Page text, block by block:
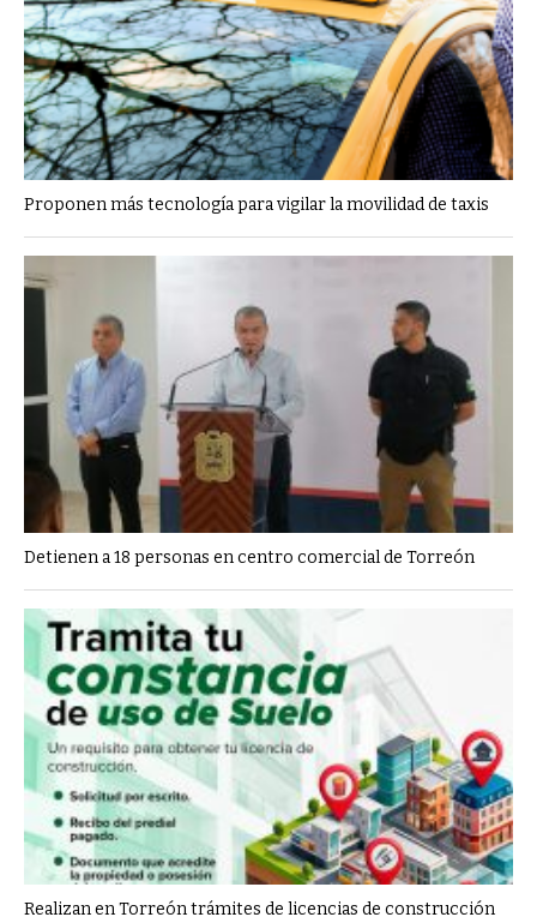
Proponen más tecnología para vigilar la movilidad de taxis
Detienen a 18 personas en centro comercial de Torreón
Realizan en Torreón trámites de licencias de construcción